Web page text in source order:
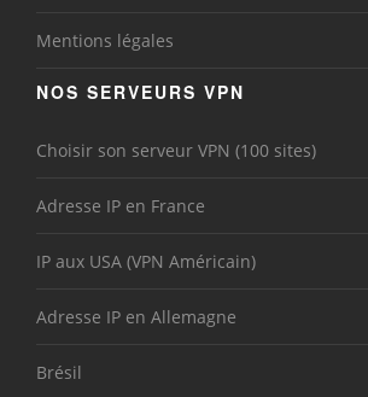
Mentions légales
NOS SERVEURS VPN
Choisir son serveur VPN (100 sites)
Adresse IP en France
IP aux USA (VPN Américain)
Adresse IP en Allemagne
Brésil